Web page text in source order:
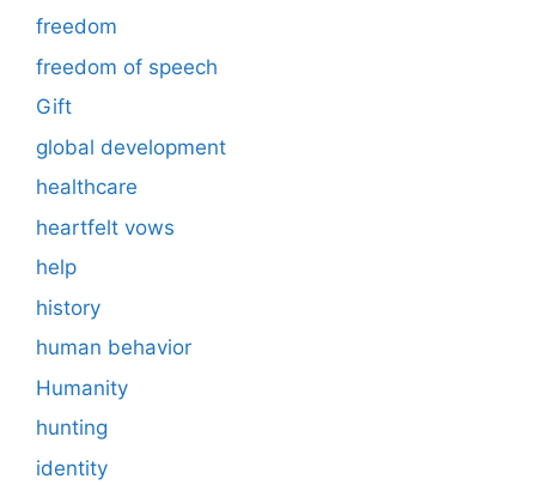
freedom
freedom of speech
Gift
global development
healthcare
heartfelt vows
help
history
human behavior
Humanity
hunting
identity